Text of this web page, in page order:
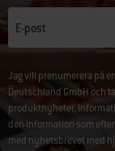
E-post
Jag vill prenumerera på
Deutschland GmbH och
produktnyheter,
den information som
med nyhetsbrevet med